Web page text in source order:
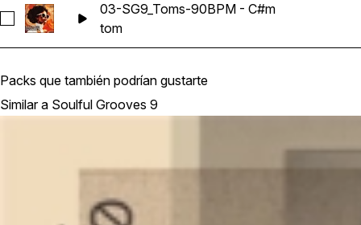
Seleccionar 03-SG9_Toms-90BPM - C#m
03-SG9_Toms-90BPM - C#m
tom
Packs que también podrían gustarte
Similar a Soulful Grooves 9